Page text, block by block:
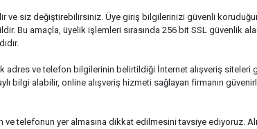
ve siz değiştirebilirsiniz. Üye giriş bilgilerinizi güvenli
Bu amaçla, üyelik işlemleri sırasında 256 bit SSL güvenlik
adres ve telefon bilgilerinin belirtildiği İnternet alışveriş
bilgi alabilir, online alışveriş hizmeti sağlayan firmanın
ve telefonun yer almasına dikkat edilmesini tavsiye ediyoruz.